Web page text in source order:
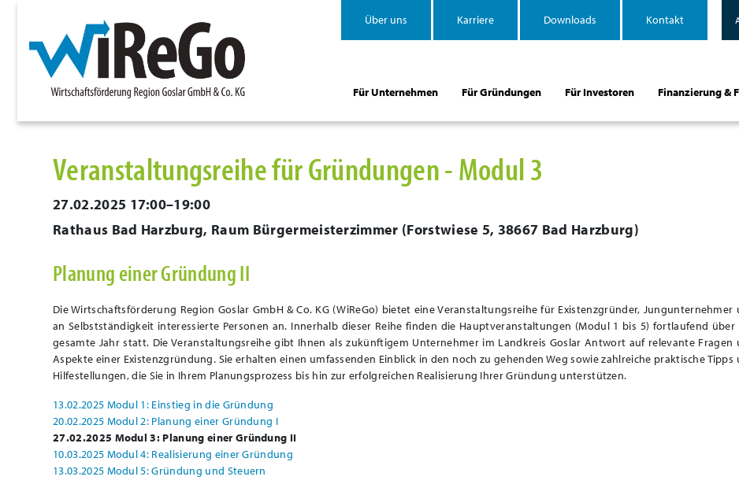
Über uns Karriere Downloads Kontakt
Für Unternehmen Für Gründungen Für Investoren Finanzierung &
Veranstaltungsreihe für Gründungen - Modul 3
27.02.2025 17:00–19:00
Rathaus Bad Harzburg, Raum Bürgermeisterzimmer (Forstwiese 5, 38667 Bad Harzburg)
Planung einer Gründung II
Die Wirtschaftsförderung Region Goslar GmbH & Co. KG (WiReGo) bietet eine Veranstaltungsreihe für Existenzgründer, Jungunternehmer
an Selbstständigkeit interessierte Personen an. Innerhalb dieser Reihe finden die Hauptveranstaltungen (Modul 1 bis 5) fortlaufend über
gesamte Jahr statt. Die Veranstaltungsreihe gibt Ihnen als zukünftigem Unternehmer im Landkreis Goslar Antwort auf relevante Fragen
Aspekte einer Existenzgründung. Sie erhalten einen umfassenden Einblick in den noch zu gehenden Weg sowie zahlreiche praktische Tipps
Hilfestellungen, die Sie in Ihrem Planungsprozess bis hin zur erfolgreichen Realisierung Ihrer Gründung unterstützen.
13.02.2025 Modul 1: Einstieg in die Gründung
20.02.2025 Modul 2: Planung einer Gründung I
27.02.2025 Modul 3: Planung einer Gründung II
10.03.2025 Modul 4: Realisierung einer Gründung
13.03.2025 Modul 5: Gründung und Steuern